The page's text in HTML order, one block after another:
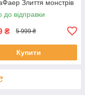
Злиття монстрів
до відправки
₴ 5 999 ₴
Купити